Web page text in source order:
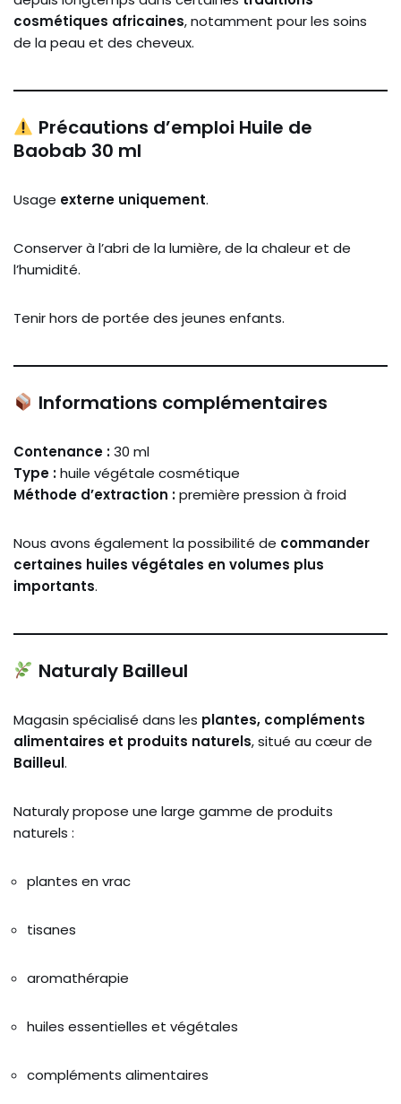
cosmétiques africaines, notamment pour les soins
de la peau et des cheveux.
Précautions d’emploi Huile de
Baobab 30 ml
Usage externe uniquement.
Conserver à l’abri de la lumière, de la chaleur et de
l’humidité.
Tenir hors de portée des jeunes enfants.
Informations complémentaires
Contenance :30 ml
Type :huile végétale cosmétique
Méthode d’extraction :première pression à froid
Nous avons également la possibilité de commander
certaines huiles végétales en volumes plus
importants.
Naturaly Bailleul
Magasin spécialisé dans les plantes, compléments
alimentaires et produits naturels, situé au cœur de
Bailleul.
Naturaly propose une large gamme de produits
naturels :
plantes en vrac
tisanes
aromathérapie
huiles essentielles et végétales
compléments alimentaires